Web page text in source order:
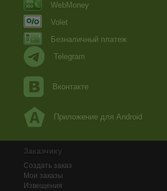
WebMoney
Volet
Безналичный платеж
Telegram
Вконтакте
Приложение для Android
Заказчику
Создать заказ
Мои заказы
Извещения